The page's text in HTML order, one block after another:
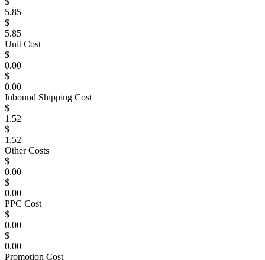
5.85
$
5.85
Unit Cost
$
0.00
$
0.00
Inbound Shipping Cost
$
1.52
$
1.52
Other Costs
$
0.00
$
0.00
PPC Cost
$
0.00
$
0.00
Promotion Cost